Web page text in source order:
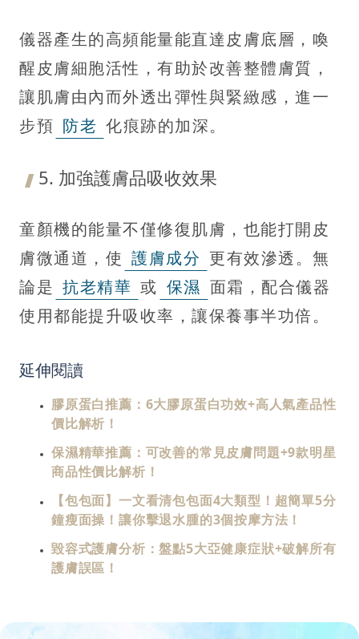
儀器產生的高頻能量能直達皮膚底層，喚
醒皮膚細胞活性，有助於改善整體膚質，
讓肌膚由內而外透出彈性與緊緻感，進一
步預 防老 化痕跡的加深。
5. 加強護膚品吸收效果
童顏機的能量不僅修復肌膚，也能打開皮
膚微通道，使 護膚成分 更有效滲透。無
論是 抗老精華 或 保濕 面霜，配合儀器
使用都能提升吸收率，讓保養事半功倍。
延伸閱讀
膠原蛋白推薦：6大膠原蛋白功效+高人氣產品性
價比解析！
保濕精華推薦：可改善的常見皮膚問題+9款明星
商品性價比解析！
【包包面】一文看清包包面4大類型！超簡單5分
鐘瘦面操！讓你擊退水腫的3個按摩方法！
毀容式護膚分析：盤點5大亞健康症狀+破解所有
護膚誤區！